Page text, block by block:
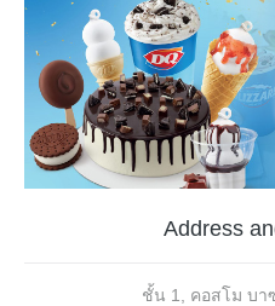
Address
ชั้น 1, คอสโม บา